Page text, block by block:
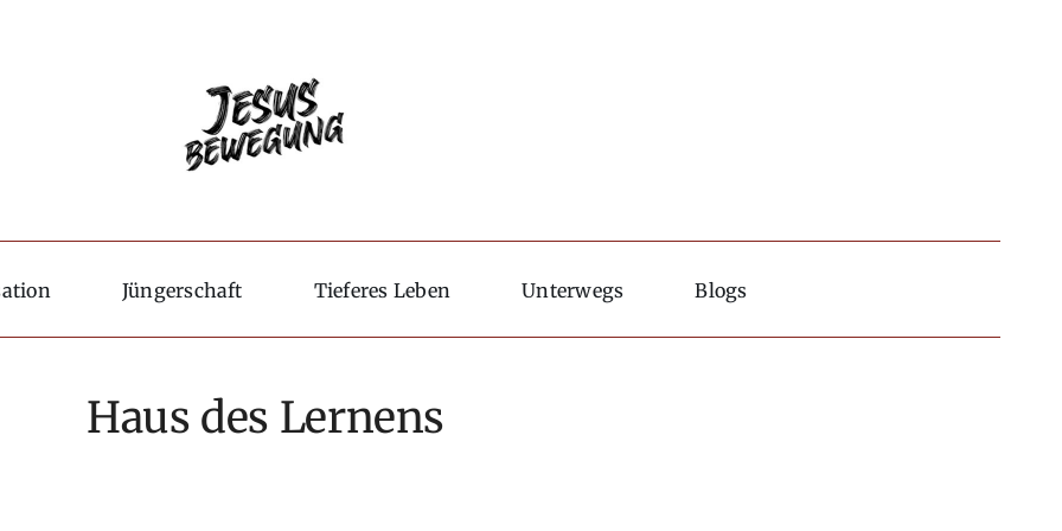
Jüngerschaft Tieferes Leben Unterwegs Blogs
Haus des Lernens